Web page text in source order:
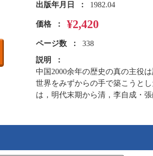
出版年月日
1982.04
価格 ¥2,420
ページ数
338
説明
中国2000余年の歴史の真の主役
世界をみずからの手で築こうと
は，明代末期から清，李自成・